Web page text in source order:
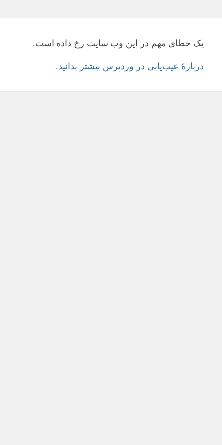
یک خطای مهم در این وب سایت رخ داده است.
دربارهٔ عیب‌یابی در وردپرس بیشتر بدانید.